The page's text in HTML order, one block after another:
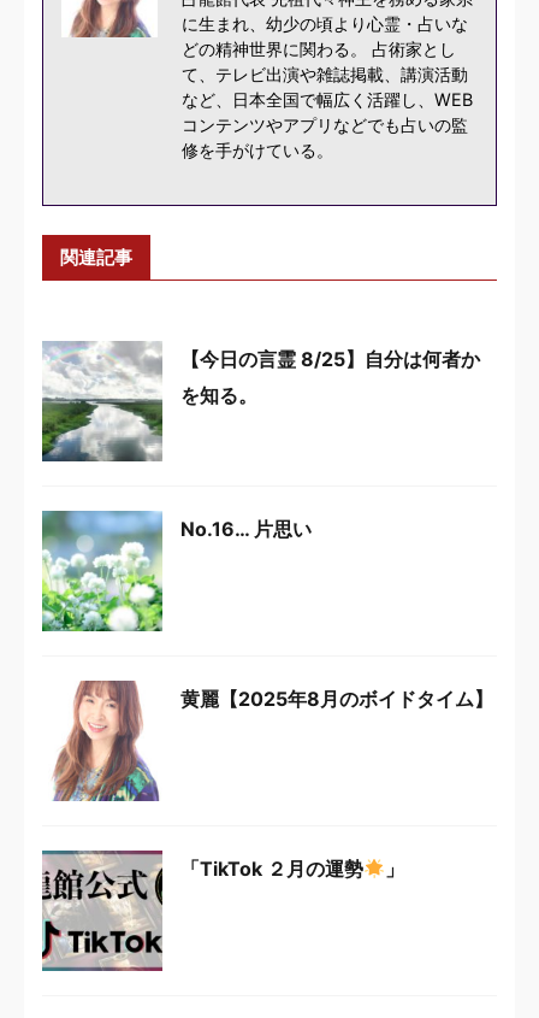
に生まれ、幼少の頃より心霊・占いな
どの精神世界に関わる。 占術家とし
て、テレビ出演や雑誌掲載、講演活動
など、日本全国で幅広く活躍し、WEB
コンテンツやアプリなどでも占いの監
修を手がけている。
関連記事
【今日の言霊 8/25】自分は何者か
を知る。
No.16… 片思い
黄麗【2025年8月のボイドタイム】
「TikTok ２月の運勢 」